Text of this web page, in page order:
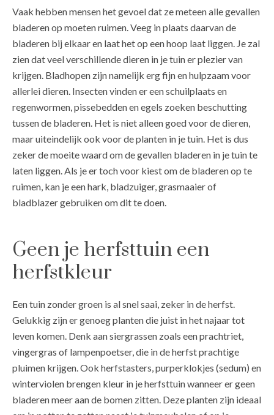
Vaak hebben mensen het gevoel dat ze meteen alle gevallen
bladeren op moeten ruimen. Veeg in plaats daarvan de
bladeren bij elkaar en laat het op een hoop laat liggen. Je zal
zien dat veel verschillende dieren in je tuin er plezier van
krijgen. Bladhopen zijn namelijk erg fijn en hulpzaam voor
allerlei dieren. Insecten vinden er een schuilplaats en
regenwormen, pissebedden en egels zoeken beschutting
tussen de bladeren. Het is niet alleen goed voor de dieren,
maar uiteindelijk ook voor de planten in je tuin. Het is dus
zeker de moeite waard om de gevallen bladeren in je tuin te
laten liggen. Als je er toch voor kiest om de bladeren op te
ruimen, kan je een hark, bladzuiger, grasmaaier of
bladblazer gebruiken om dit te doen.
Geen je herfsttuin een
herfstkleur
Een tuin zonder groen is al snel saai, zeker in de herfst.
Gelukkig zijn er genoeg planten die juist in het najaar tot
leven komen. Denk aan siergrassen zoals een prachtriet,
vingergras of lampenpoetser, die in de herfst prachtige
pluimen krijgen. Ook herfstasters, purperklokjes (sedum) en
winterviolen brengen kleur in je herfsttuin wanneer er geen
bladeren meer aan de bomen zitten. Deze planten zijn ideaal